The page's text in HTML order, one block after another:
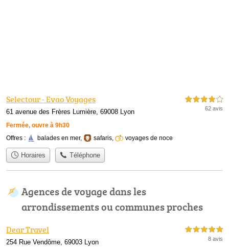
Selectour - Evao Voyages
61 avenue des Frères Lumière, 69008 Lyon
Fermée, ouvre à 9h30
4,0 étoiles sur 5
62 avis
Offres : balades en mer, safaris, voyages de noce
Horaires Téléphone
Agences de voyage dans les
arrondissements ou communes proches
Dear Travel
254 Rue Vendôme, 69003 Lyon
5,0 étoiles sur 5
8 avis